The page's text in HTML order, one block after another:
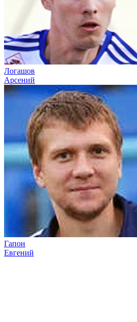
Логашов
Арсений
Гапон
Евгений